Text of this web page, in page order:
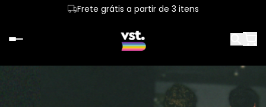
Frete grátis a partir de 3 itens